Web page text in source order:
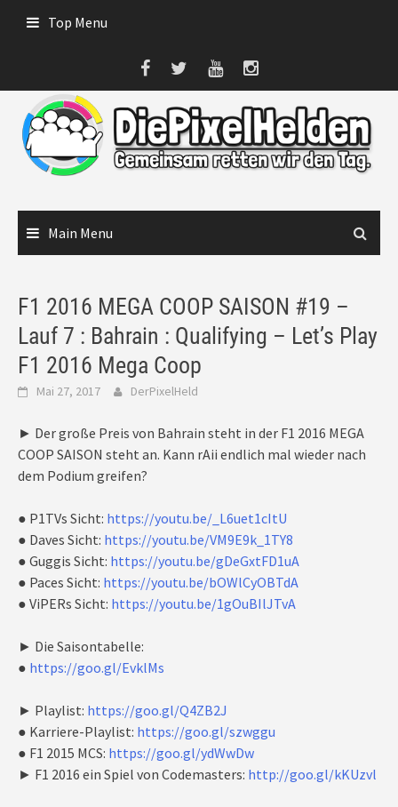
Top Menu
Main Menu
F1 2016 MEGA COOP SAISON #19 –
Lauf 7 : Bahrain : Qualifying – Let’s Play
F1 2016 Mega Coop
Mai 27, 2017 DerPixelHeld
► Der große Preis von Bahrain steht in der F1 2016 MEGA
COOP SAISON steht an. Kann rAii endlich mal wieder nach
dem Podium greifen?
● P1TVs Sicht: https://youtu.be/_L6uet1cItU
● Daves Sicht: https://youtu.be/VM9E9k_1TY8
● Guggis Sicht: https://youtu.be/gDeGxtFD1uA
● Paces Sicht: https://youtu.be/bOWlCyOBTdA
● ViPERs Sicht: https://youtu.be/1gOuBIlJTvA
► Die Saisontabelle:
● https://goo.gl/EvklMs
► Playlist: https://goo.gl/Q4ZB2J
● Karriere-Playlist: https://goo.gl/szwggu
● F1 2015 MCS: https://goo.gl/ydWwDw
► F1 2016 ein Spiel von Codemasters: http://goo.gl/kKUzvl